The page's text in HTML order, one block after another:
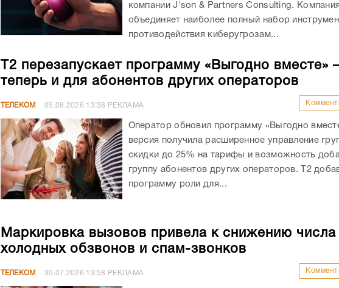
компании J'son & Partners Consulting. Компания
объединяет наиболее полный набор
противодействия киберугрозам...
Т2 перезапускает программу «Выгодно вместе»
теперь и для абонентов других операторов
ТЕЛЕКОМ 05.08.2026 13:38 РЕКЛАМА
Оператор обновил программу «Выгодно
версия получила расширенное управление
скидки до 25% на тарифы и возможность
группу абонентов других операторов. Т2
программу роли для...
Маркировка вызовов привела к снижению числа
холодных обзвонов и спам-звонков
ТЕЛЕКОМ 30.07.2026 13:58 РЕКЛАМА